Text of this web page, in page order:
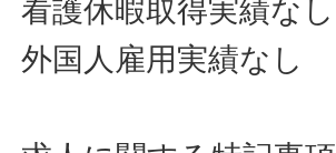
看護休暇取得実績なし
外国人雇用実績なし